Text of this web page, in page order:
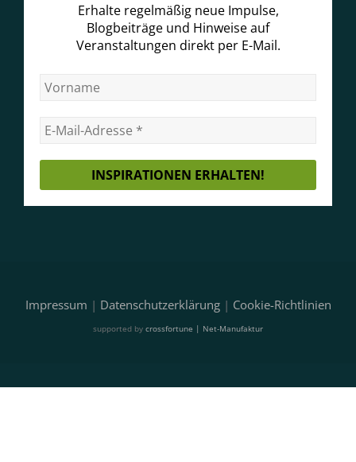
Erhalte regelmäßig neue Impulse,
Blogbeiträge und Hinweise auf
Veranstaltungen direkt per E-Mail.
Impressum | Datenschutzerklärung| Cookie-Richtlinien
supported by crossfortune | Net-Manufaktur